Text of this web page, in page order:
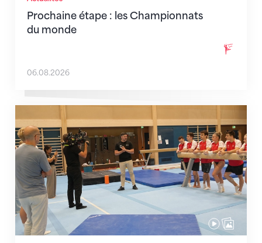
Prochaine étape : les Championnats
du monde
06.08.2026
En route pour Zagreb avec des objectifs clairs